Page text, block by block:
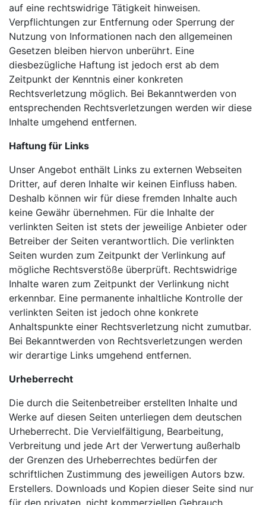
auf eine rechtswidrige Tätigkeit hinweisen.
Verpflichtungen zur Entfernung oder Sperrung der
Nutzung von Informationen nach den allgemeinen
Gesetzen bleiben hiervon unberührt. Eine
diesbezügliche Haftung ist jedoch erst ab dem
Zeitpunkt der Kenntnis einer konkreten
Rechtsverletzung möglich. Bei Bekanntwerden von
entsprechenden Rechtsverletzungen werden wir diese
Inhalte umgehend entfernen.
Haftung für Links
Unser Angebot enthält Links zu externen Webseiten
Dritter, auf deren Inhalte wir keinen Einfluss haben.
Deshalb können wir für diese fremden Inhalte auch
keine Gewähr übernehmen. Für die Inhalte der
verlinkten Seiten ist stets der jeweilige Anbieter oder
Betreiber der Seiten verantwortlich. Die verlinkten
Seiten wurden zum Zeitpunkt der Verlinkung auf
mögliche Rechtsverstöße überprüft. Rechtswidrige
Inhalte waren zum Zeitpunkt der Verlinkung nicht
erkennbar. Eine permanente inhaltliche Kontrolle der
verlinkten Seiten ist jedoch ohne konkrete
Anhaltspunkte einer Rechtsverletzung nicht zumutbar.
Bei Bekanntwerden von Rechtsverletzungen werden
wir derartige Links umgehend entfernen.
Urheberrecht
Die durch die Seitenbetreiber erstellten Inhalte und
Werke auf diesen Seiten unterliegen dem deutschen
Urheberrecht. Die Vervielfältigung, Bearbeitung,
Verbreitung und jede Art der Verwertung außerhalb
der Grenzen des Urheberrechtes bedürfen der
schriftlichen Zustimmung des jeweiligen Autors bzw.
Erstellers. Downloads und Kopien dieser Seite sind nur
für den privaten, nicht kommerziellen Gebrauch